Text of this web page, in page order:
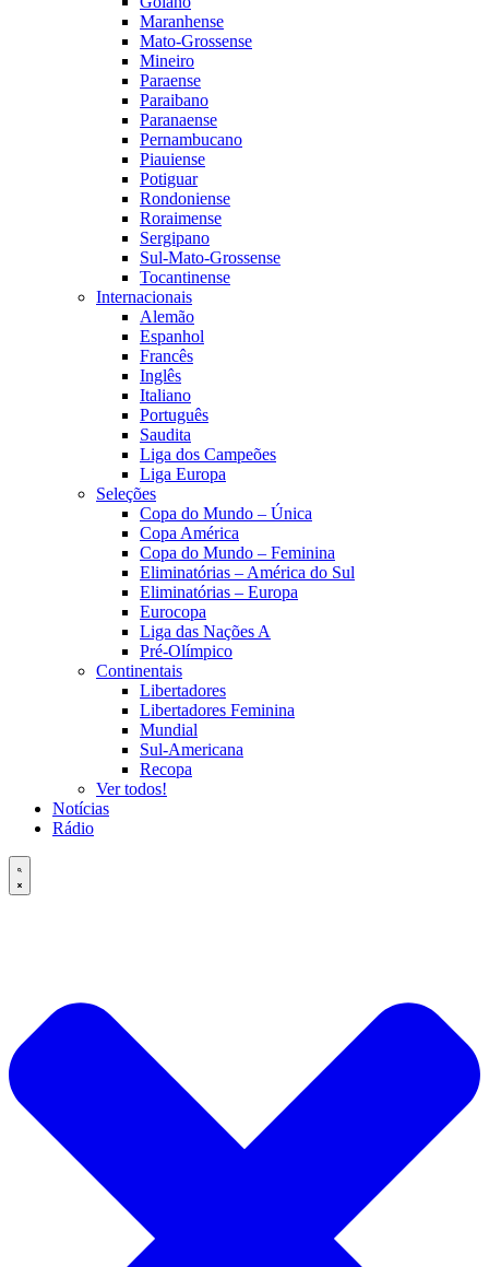
Maranhense
Mato-Grossense
Mineiro
Paraense
Paraibano
Paranaense
Pernambucano
Piauiense
Potiguar
Rondoniense
Roraimense
Sergipano
Sul-Mato-Grossense
Tocantinense
Internacionais
Alemão
Espanhol
Francês
Inglês
Italiano
Português
Saudita
Liga dos Campeões
Liga Europa
Seleções
Copa do Mundo – Única
Copa América
Copa do Mundo – Feminina
Eliminatórias – América do Sul
Eliminatórias – Europa
Eurocopa
Liga das Nações A
Pré-Olímpico
Continentais
Libertadores
Libertadores Feminina
Mundial
Sul-Americana
Recopa
Ver todos!
Notícias
Rádio